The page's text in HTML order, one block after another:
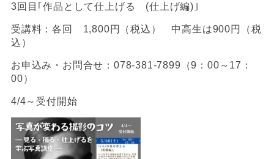
3回目｢作品として仕上げる (仕上げ編) ｣
受講料：各回 1,800円（税込） 中高生は900円（税
込）
お申込み・お問合せ：078-381-7899（9：00～17：
00）
4/4～受付開始